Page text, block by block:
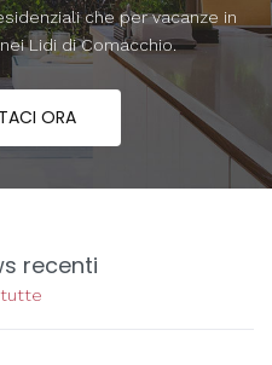
che per vacanze in
Lidi di Comacchio.
ORA
recenti
tutte